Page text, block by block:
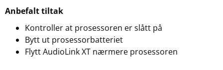
Anbefalt tiltak
Kontroller at prosessoren er slått på
Bytt ut prosessorbatteriet
Flytt AudioLink XT nærmere prosessoren